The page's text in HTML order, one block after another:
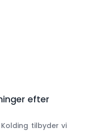
efter
tilbyder vi